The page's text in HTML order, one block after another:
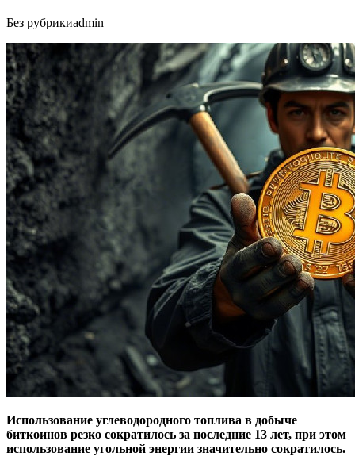
Без рубрикиadmin
Использование углеводородного топлива в добыче
биткоинов резко сократилось за последние 13 лет, при этом
использование угольной энергии значительно сократилось.